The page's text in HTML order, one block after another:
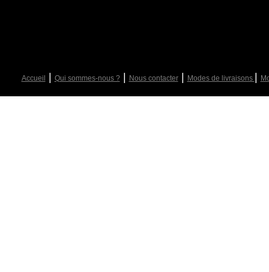
Accueil Qui sommes-nous ?| Nous contacter| Modes de livraisons